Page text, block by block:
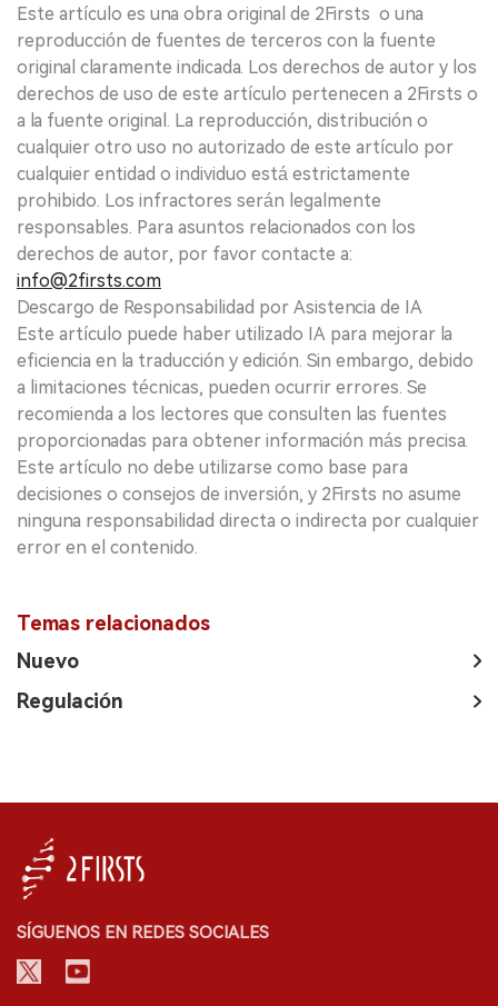
Este artículo es una obra original de 2Firsts o una
reproducción de fuentes de terceros con la fuente
original claramente indicada. Los derechos de autor y los
derechos de uso de este artículo pertenecen a 2Firsts o
a la fuente original. La reproducción, distribución o
cualquier otro uso no autorizado de este artículo por
cualquier entidad o individuo está estrictamente
prohibido. Los infractores serán legalmente
responsables. Para asuntos relacionados con los
derechos de autor, por favor contacte a:
info@2firsts.com
Descargo de Responsabilidad por Asistencia de IA
Este artículo puede haber utilizado IA para mejorar la
eficiencia en la traducción y edición. Sin embargo, debido
a limitaciones técnicas, pueden ocurrir errores. Se
recomienda a los lectores que consulten las fuentes
proporcionadas para obtener información más precisa.
Este artículo no debe utilizarse como base para
decisiones o consejos de inversión, y 2Firsts no asume
ninguna responsabilidad directa o indirecta por cualquier
error en el contenido.
Temas relacionados
Nuevo
Regulación
SÍGUENOS EN REDES SOCIALES